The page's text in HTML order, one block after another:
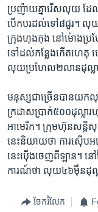
ប្រញ៉ាយគ្នា​រើស​លុយ ​ដែ
បើកបរ​ដល់ទៅ​៨​ជួរ។ លុយ​
ក្រុងហុងកុង​ នៅម៉ោង​ប្រហែ
ទៅដល់​កន្លែង​កើត​ហេតុ
លុយប្រហែល​២លាន​ដុល្លា
មនុស្សជា​ច្រើន​បានយក​លុ
ក្រដាសប្រាក់​៥០០​ដុល្លារ​
អាមេរិក។​ ក្រុមហ៊ុនសន្
នេះ​និយាយ​ថា​ ការស៊ើប​អង្
នេះប៉ើង​ចេញ​ពីឡាន។​ នៅ
ការណ៍ថា ​លុយ៤៦​ម៉ឺន​ដុល្
ចែករំលែក